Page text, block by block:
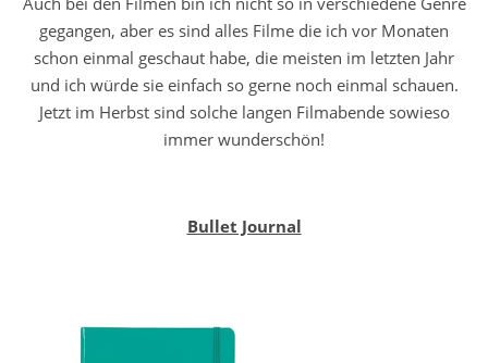
gegangen, aber es sind alles Filme die ich vor Monaten
schon einmal geschaut habe, die meisten im letzten Jahr
und ich würde sie einfach so gerne noch einmal schauen.
Jetzt im Herbst sind solche langen Filmabende sowieso
immer wunderschön!
Bullet Journal